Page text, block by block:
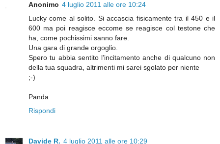
Anonimo 4 luglio 2011 alle ore 10:24
Lucky come al solito. Si accascia fisicamente tra il 450 e il
600 ma poi reagisce eccome se reagisce col testone che
ha, come pochissimi sanno fare.
Una gara di grande orgoglio.
Spero tu abbia sentito l'incitamento anche di qualcuno non
della tua squadra, altrimenti mi sarei sgolato per niente
;-)
Panda
Rispondi
Davide R. 4 luglio 2011 alle ore 10:29